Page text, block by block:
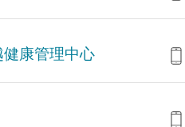
康管理中心